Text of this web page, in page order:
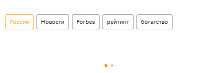
Россия Новости Forbes рейтинг богатство